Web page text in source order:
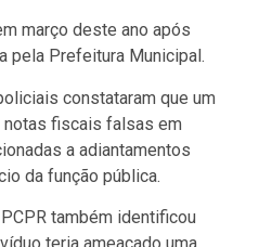
março deste ano após
pela Prefeitura Municipal.
constataram que um
fiscais falsas em
a adiantamentos
da função pública.
também identificou